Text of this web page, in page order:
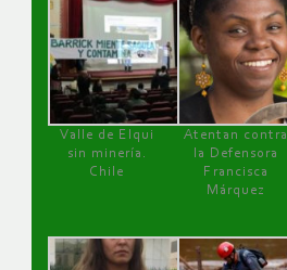
Valle de Elqui
sin minería.
Chile
Atentan contra
la Defensora
Francisca
Márquez